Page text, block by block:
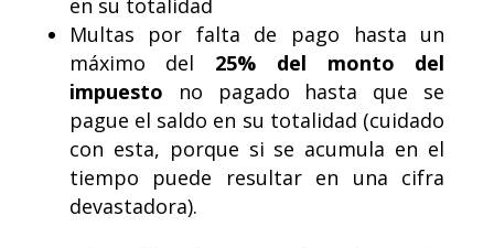
en su totalidad
Multas por falta de pago hasta un
máximo del 25% del monto del
impuesto no pagado hasta que se
pague el saldo en su totalidad (cuidado
con esta, porque si se acumula en el
tiempo puede resultar en una cifra
devastadora).